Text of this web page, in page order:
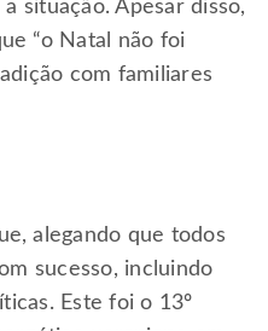
situação. Apesar disso,
“o Natal não foi
com familiares
alegando que todos
sucesso, incluindo
Este foi o 13º